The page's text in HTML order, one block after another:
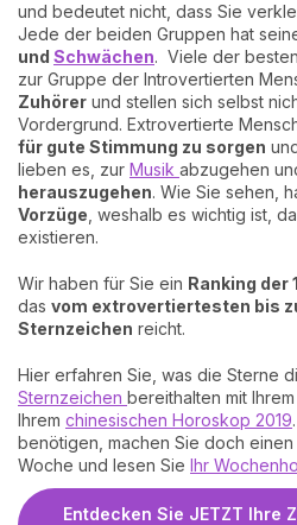
und bedeutet nicht, dass Sie
Jede der beiden Gruppen hat
und Schwächen. Viele der
zur Gruppe der Introvertierten
Zuhörer und stellen sich selbst
Vordergrund. Extrovertierte
für gute Stimmung zu sorgen
lieben es, zur Musik abzugehen
herauszugehen. Wie Sie sehen,
Vorzüge , weshalb es wichtig ist,
existieren.
Wir haben für Sie ein Ranking der
das vom extrovertiertesten bis
Sternzeichen reicht.
Hier erfahren Sie, was die Sterne
Sternzeichen bereithalten mit Ihrem
Ihrem chinesischen Horoskop 2019
benötigen, machen Sie doch
Woche und lesen Sie Ihr
Entdecken Sie JETZT Ihre